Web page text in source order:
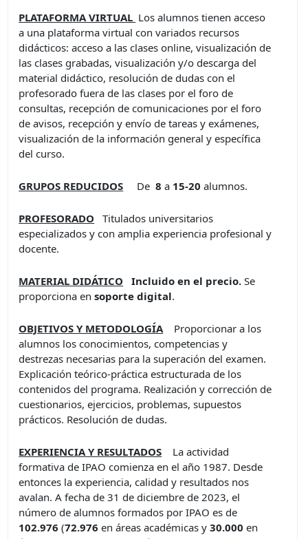
PLATAFORMA VIRTUAL Los alumnos tienen acceso
a una plataforma virtual con variados recursos
didácticos: acceso a las clases online, visualización de
las clases grabadas, visualización y/o descarga del
material didáctico, resolución de dudas con el
profesorado fuera de las clases por el foro de
consultas, recepción de comunicaciones por el foro
de avisos, recepción y envío de tareas y exámenes,
visualización de la información general y específica
del curso.
GRUPOS REDUCIDOS De8a 15-20alumnos.
PROFESORADO
Titulados universitarios
especializados y con amplia experiencia profesional y
docente.
MATERIAL DIDÁTICO Incluido en el precio.Se
proporciona en soporte digital.
OBJETIVOS Y METODOLOGÍA
Proporcionar a los
alumnos los conocimientos, competencias y
destrezas necesarias para la superación del examen.
Explicación teórico-práctica estructurada de los
contenidos del programa. Realización y corrección de
cuestionarios, ejercicios, problemas, supuestos
prácticos. Resolución de dudas.
EXPERIENCIA Y RESULTADOS La actividad
formativa de IPAO comienza en el año 1987. Desde
entonces la experiencia, calidad y resultados nos
avalan. A fecha de 31 de diciembre de 2023, el
número de alumnos formados por IPAO es de
102.976(72.976 en áreas académicas y30.000 en